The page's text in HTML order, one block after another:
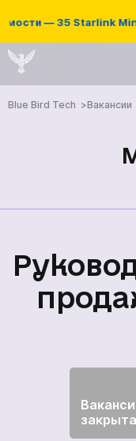
— 35 Starlink Mini
Blue Bird Tech Вакансии
закрыта